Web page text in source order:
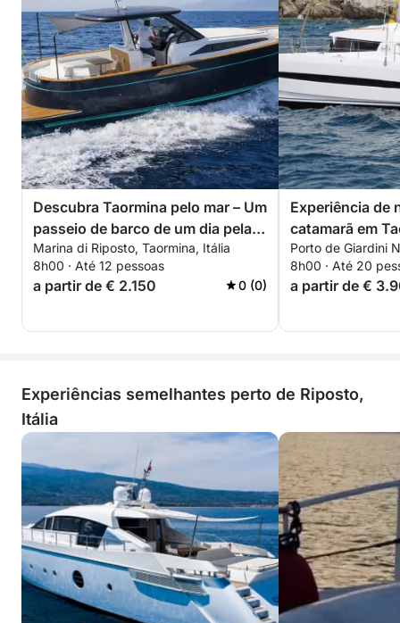
Descubra Taormina pelo mar – Um
passeio de barco de um dia pelas
grutas e baías.
Marina di Riposto, Taormina, Itália
8h00 · Até 12 pessoas
a partir de € 2.150 0 (0)
Experiência de
catamarã em
Porto de Giardini
8h00 · Até 20
a partir de €
Experiências semelhantes perto de Riposto,
Itália